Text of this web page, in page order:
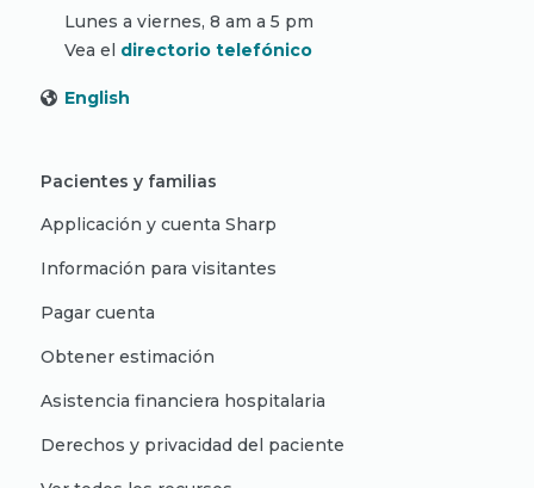
Lunes a viernes, 8 am a 5 pm
Vea el directorio telefónico
English
Pacientes y familias
Applicación y cuenta Sharp
Información para visitantes
Pagar cuenta
Obtener estimación
Asistencia financiera hospitalaria
Derechos y privacidad del paciente